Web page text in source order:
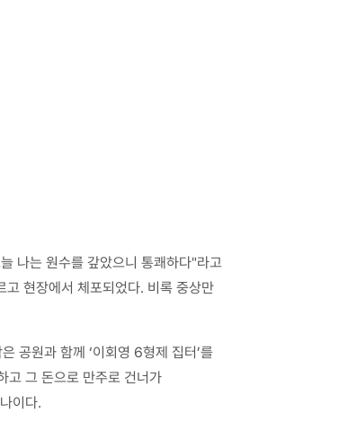
나는 원수를 갚았으니 통쾌하다"라고
현장에서 체포되었다. 비록 중상만
공원과 함께 ‘이회영 6형제 집터’를
고 그 돈으로 만주로 건너가
이다.